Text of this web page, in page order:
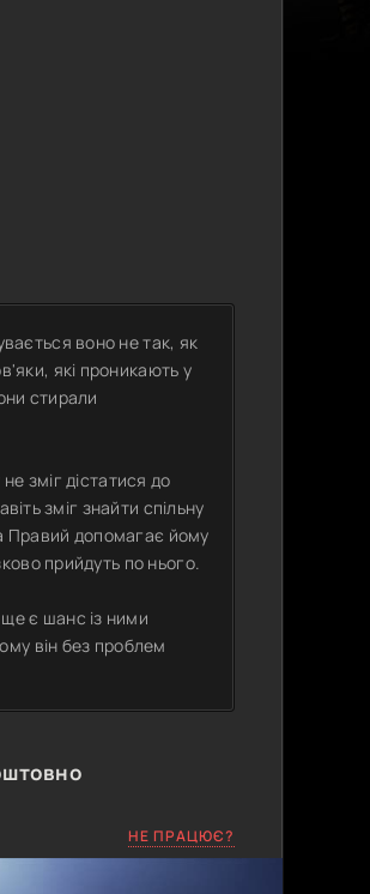
воно не так, як
які проникають у
стирали
зміг дістатися до
зміг знайти спільну
Правий допомагає йому
прийдуть по нього.
є шанс із ними
він без проблем
НЕ ПРАЦЮЄ?